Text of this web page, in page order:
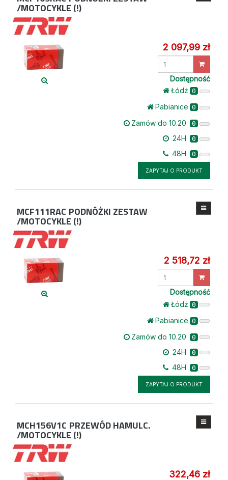
/MOTOCYKLE (!)
2 097,99 zł
Dostępność
Łódż 0
Pabianice 0
Zamów do 10.20 0
24H 0
48H 0
ZAPYTAJ O PRODUKT
MCF111RAC PODNÓŻKI ZESTAW
/MOTOCYKLE (!)
2 518,72 zł
Dostępność
Łódż 0
Pabianice 0
Zamów do 10.20 0
24H 0
48H 0
ZAPYTAJ O PRODUKT
MCH156V1C PRZEWÓD HAMULC.
/MOTOCYKLE (!)
322,46 zł